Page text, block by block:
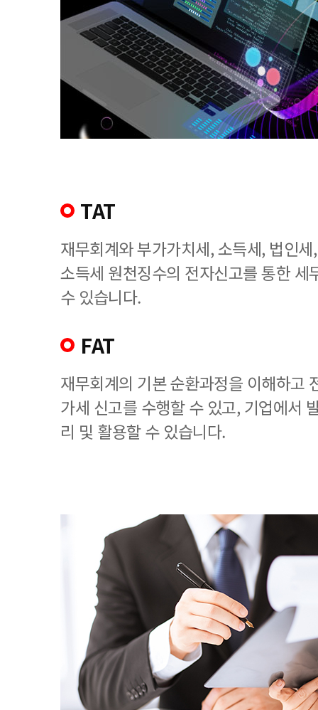
TAT
재무회계와 부가가치세, 소득세, 법인
소득세 원천징수의 전자신고를 통한 세
수 있습니다.
FAT
재무회계의 기본 순환과정을 이해하고
가세 신고를 수행할 수 있고, 기업에서
리 및 활용할 수 있습니다.